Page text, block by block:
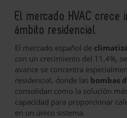
El mercado HVAC crece
ámbito residencial
El mercado español de
con un crecimiento del 11,4%,
avance se concentra
residencial, donde las bombas
consolidan como la solución
capacidad para proporcionar
en un único sistema.